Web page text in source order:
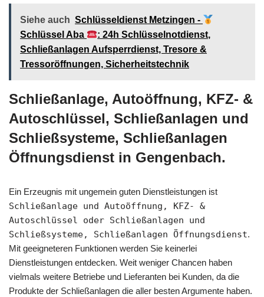
Siehe auch Schlüsseldienst Metzingen -
Schlüssel Aba
: 24h Schlüsselnotdienst,
Schließanlagen Aufsperrdienst, Tresore &
Tressoröffnungen, Sicherheitstechnik
Schließanlage, Autoöffnung, KFZ- &
Autoschlüssel, Schließanlagen und
Schließsysteme, Schließanlagen
Öffnungsdienst in Gengenbach.
Ein Erzeugnis mit ungemein guten Dienstleistungen ist
Schließanlage und Autoöffnung, KFZ- &
Autoschlüssel oder Schließanlagen und
Schließsysteme, Schließanlagen Öffnungsdienst.
Mit geeigneteren Funktionen werden Sie keinerlei
Dienstleistungen entdecken. Weit weniger Chancen haben
vielmals weitere Betriebe und Lieferanten bei Kunden, da die
Produkte der Schließanlagen die aller besten Argumente haben.